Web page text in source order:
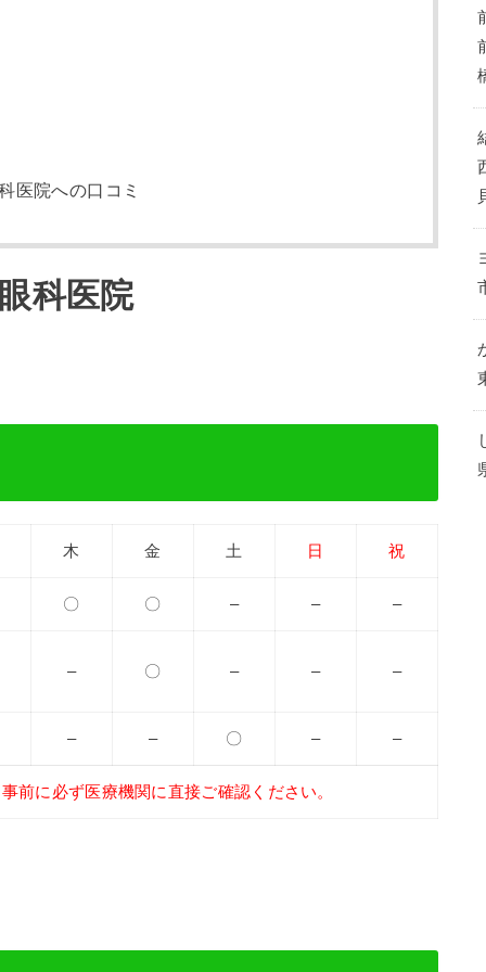
医院への口コミ
科医院
木 金 土 日 祝
〇 〇 – – –
– 〇 – – –
– – 〇 – –
前に必ず医療機関に直接ご確認ください。